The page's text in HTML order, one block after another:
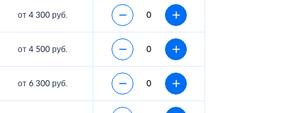
от 4 300 руб.
от 4 500 руб.
от 6 300 руб.